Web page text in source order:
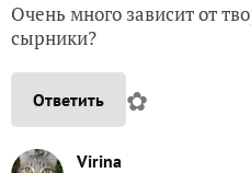
Очень много зависит от
сырники?
Ответить ✿
Virina